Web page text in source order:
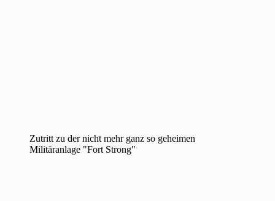
Zutritt zu der nicht mehr ganz so geheimen
Militäranlage "Fort Strong"